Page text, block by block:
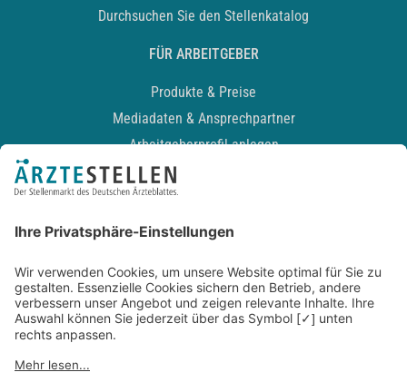
Durchsuchen Sie den Stellenkatalog
FÜR ARBEITGEBER
Produkte & Preise
Mediadaten & Ansprechpartner
Arbeitgeberprofil anlegen
Recruiting-Podcast
Kontakt
Datenschutz
Newsletter